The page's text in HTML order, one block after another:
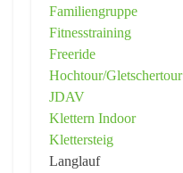
Familiengruppe
Fitnesstraining
Freeride
Hochtour/Gletschertour
JDAV
Klettern Indoor
Klettersteig
Langlauf